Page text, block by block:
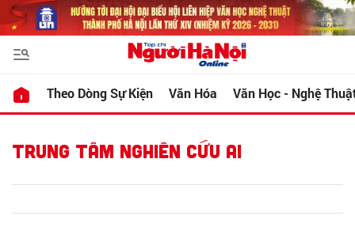
Theo Dòng Sự Kiện Văn Hóa Văn Học - Nghệ
TRUNG TÂM NGHIÊN CỨU AI